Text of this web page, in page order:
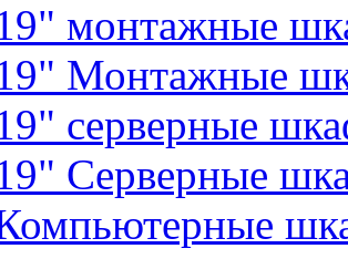
монтажные
Монтажные
серверные
Серверные